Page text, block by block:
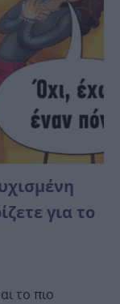
για το
το πιο